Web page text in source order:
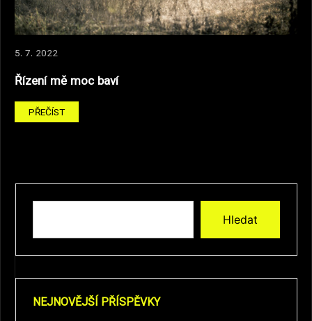
5. 7. 2022
Řízení mě moc baví
PŘEČÍST
Hledat
NEJNOVĚJŠÍ PŘÍSPĚVKY